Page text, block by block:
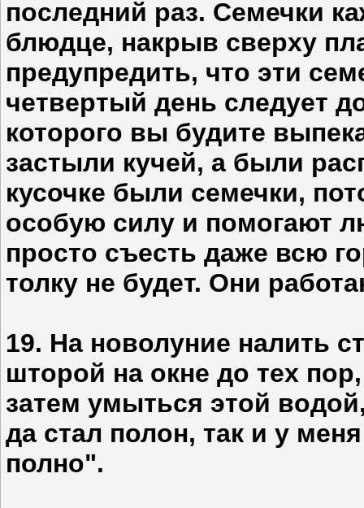
последний раз. Семечки
блюдце, накрыв сверху
предупредить, что эти
четвертый день следует
которого вы будите
застыли кучей, а были
кусочке были семечки,
особую силу и помогают
просто съесть даже всю
толку не будет. Они
19. На новолуние налить
шторой на окне до тех
затем умыться этой
да стал полон, так и у
полно".